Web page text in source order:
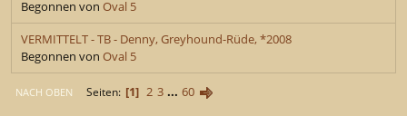
Begonnen von Oval 5
VERMITTELT - TB - Denny, Greyhound-Rüde, *2008
Begonnen von Oval 5
NACH OBEN Seiten 1 2 3 ... 60